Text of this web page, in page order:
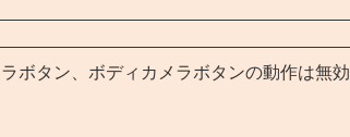
ボタン、ボディカメラボタンの動作は無効